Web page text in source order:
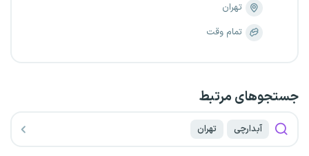
تهران
تمام وقت
جستجو‌های مرتبط
آبدارچی تهران